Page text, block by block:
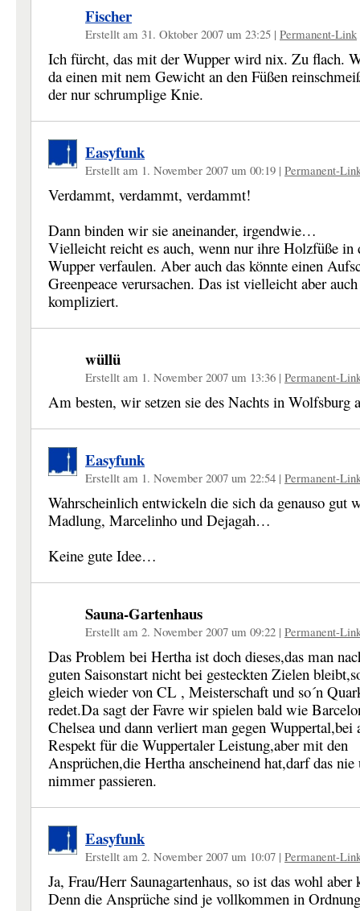
Fischer
Erstellt am 31. Oktober 2007 um 23:25 | Permanent-Link
Ich fürcht, das mit der Wupper wird nix. Zu flach.
da einen mit nem Gewicht an den Füßen
der nur schrumplige Knie.
Easyfunk
Erstellt am 1. November 2007 um 00:19 | Permanent-
Verdammt, verdammt, verdammt!
Dann binden wir sie aneinander, irgendwie…
Vielleicht reicht es auch, wenn nur ihre Holzfüße in
Wupper verfaulen. Aber auch das könnte einen
Greenpeace verursachen. Das ist vielleicht aber auch
kompliziert.
wüllü
Erstellt am 1. November 2007 um 13:36 | Permanent-
Am besten, wir setzen sie des Nachts in Wolfsburg
Easyfunk
Erstellt am 1. November 2007 um 22:54 | Permanent-
Wahrscheinlich entwickeln die sich da genauso gut
Madlung, Marcelinho und Dejagah…
Keine gute Idee…
Sauna-Gartenhaus
Erstellt am 2. November 2007 um 09:22 | Permanent-
Das Problem bei Hertha ist doch dieses,das man
guten Saisonstart nicht bei gesteckten Zielen
gleich wieder von CL , Meisterschaft und so´n
redet.Da sagt der Favre wir spielen bald wie
Chelsea und dann verliert man gegen Wuppertal,bei
Respekt für die Wuppertaler Leistung,aber mit den
Ansprüchen,die Hertha anscheinend hat,darf das nie
nimmer passieren.
Easyfunk
Erstellt am 2. November 2007 um 10:07 | Permanent-
Ja, Frau/Herr Saunagartenhaus, so ist das wohl aber
Denn die Ansprüche sind je vollkommen in